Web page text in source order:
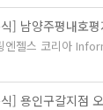
] 남양주평내호
엔젤스 코리아
] 용인구갈지점